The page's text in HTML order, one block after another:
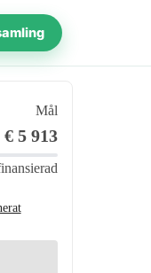
Mål
€ 5 913